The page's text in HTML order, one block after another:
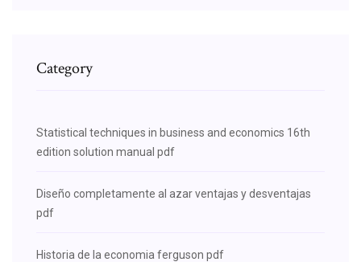
Category
Statistical techniques in business and economics 16th
edition solution manual pdf
Diseño completamente al azar ventajas y desventajas
pdf
Historia de la economia ferguson pdf